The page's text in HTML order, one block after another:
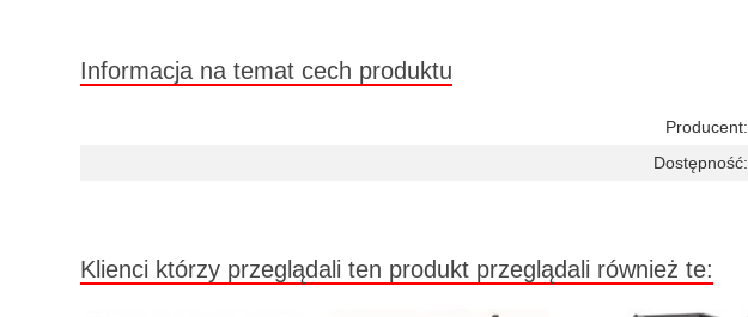
Informacja na temat cech produktu
Producent:
Dostępność:
Klienci którzy przeglądali ten produkt przeglądali również te: